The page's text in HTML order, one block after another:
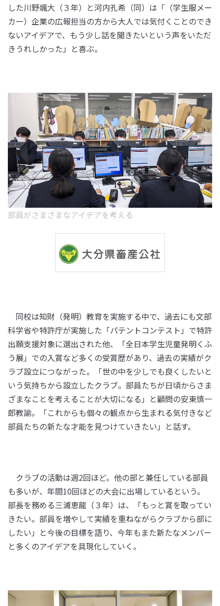
した川野颯大（３年）と河内孔希（同）は「（学生服メー
カー）企業の広報担当の方から大人では気付くことのでき
ないアイデアで、もう少し話を聞きたいという声をいただ
きうれしかった」と喜ぶ。
部員がさまざまなアイデアを考える
同校は知財（発明）教育を実施する中で、過去にも文部
科学省や特許庁が実施した「パテントコンテスト」で特許
出願支援対象に選出された他、「全日本学生児童発明くふ
う展」での入賞など多くの受賞歴があり、過去の実績がク
ラブ設立につながった。「世の中を少しでも良くしたいと
いう気持ちから設立したクラブ。部員たちが日頃からさま
ざまなことを考えることが大切になる」と顧問の安東慎一
郎教諭。「これからも個々の観点から生まれる気付きなど
部員たちの新たな才能を見つけていきたい」と話す。
クラブの活動は週2回ほど。他の部と兼任している部員
も多いが、年間10回ほどの大会に出場しているという。
部長を務める三浦恵龍（３年）は、「もっと賞を取ってい
きたい。部員を増やして実績を重ねながらクラブから部に
したい」と今後の目標を語り、今年もまた新たなメンバー
と多くのアイデアを具現化していく。